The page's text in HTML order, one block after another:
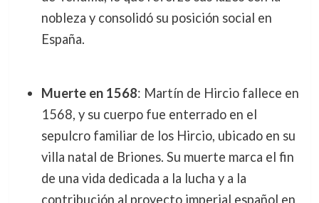
nobleza y consolidó su posición social en
España.
Muerte en 1568: Martín de Hircio fallece en
1568, y su cuerpo fue enterrado en el
sepulcro familiar de los Hircio, ubicado en su
villa natal de Briones. Su muerte marca el fin
de una vida dedicada a la lucha y a la
contribución al proyecto imperial español en